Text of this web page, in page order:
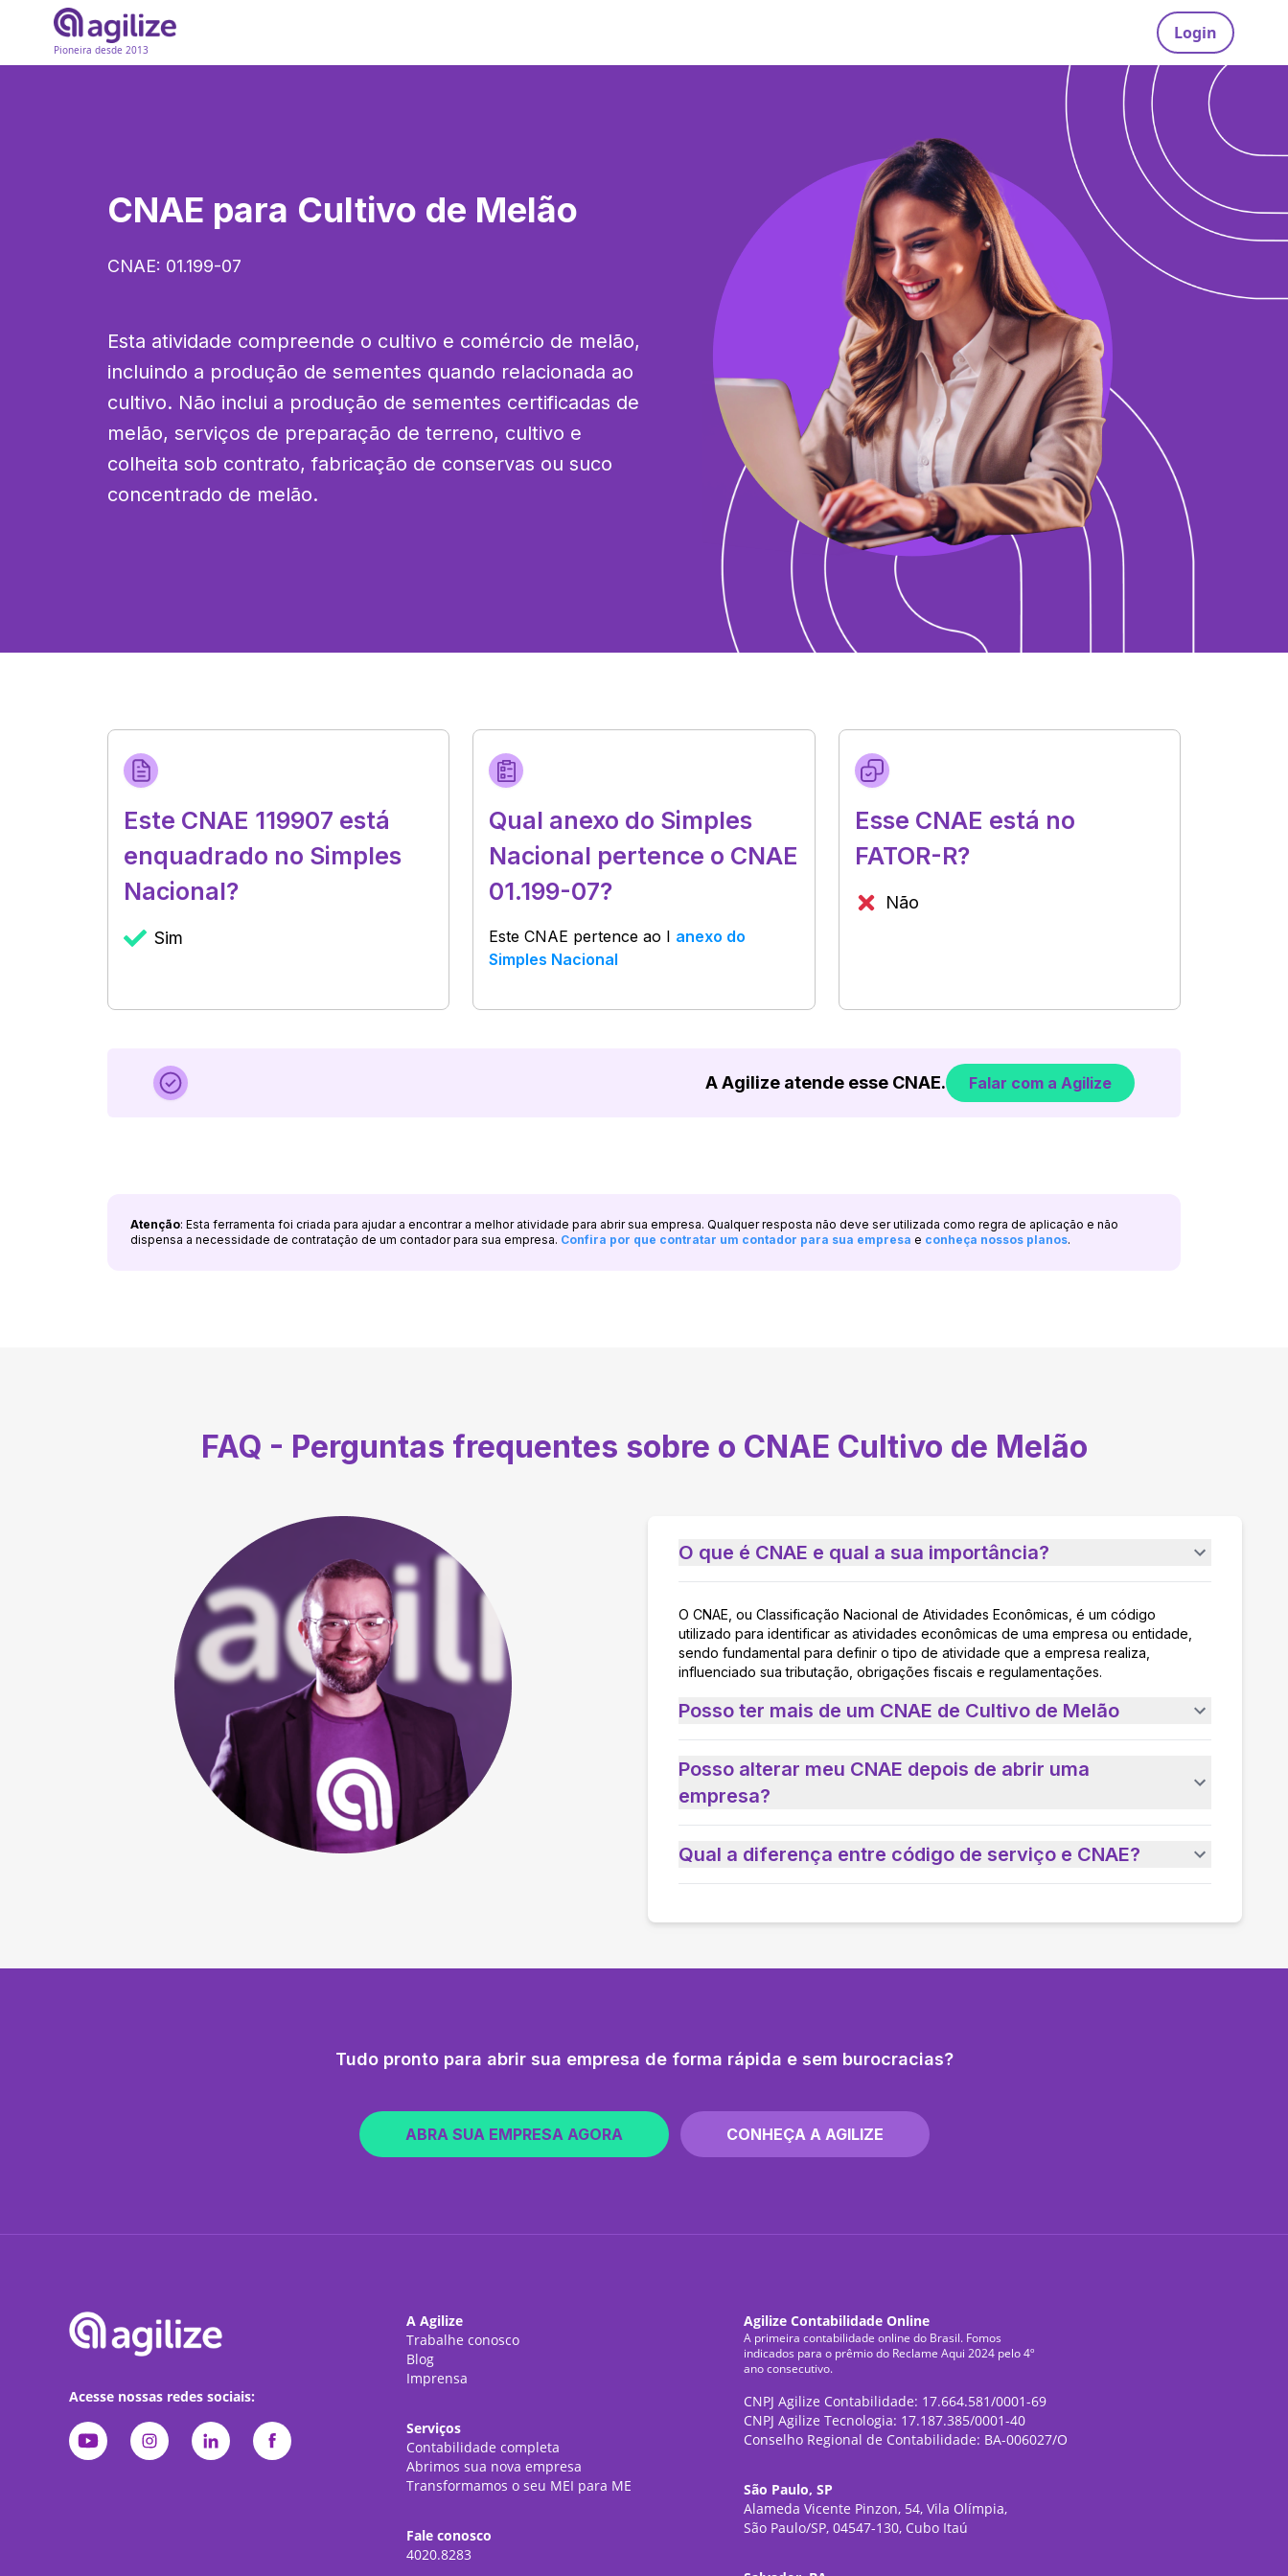
Pioneira desde 2013
Login
CNAE para Cultivo de Melão
CNAE: 01.199-07
Esta atividade compreende o cultivo e comércio de melão,
incluindo a produção de sementes quando relacionada ao
cultivo. Não inclui a produção de sementes certificadas de
melão, serviços de preparação de terreno, cultivo e
colheita sob contrato, fabricação de conservas ou suco
concentrado de melão.
Este CNAE 119907 está
enquadrado no Simples
Nacional?
Sim
Qual anexo do Simples
Nacional pertence o CNAE
01.199-07?
Este CNAE pertence ao I anexo do
Simples Nacional
Esse CNAE está no
FATOR-R?
Não
A Agilize atende esse CNAE. Falar com a Agilize
Atenção: Esta ferramenta foi criada para ajudar a encontrar a melhor atividade para abrir sua empresa. Qualquer resposta não deve ser utilizada como regra de aplicação e não
dispensa a necessidade de contratação de um contador para sua empresa. Confira por que contratar um contador para sua empresa e conheça nossos planos.
FAQ - Perguntas frequentes sobre o CNAE Cultivo de Melão
O que é CNAE e qual a sua importância?
O CNAE, ou Classificação Nacional de Atividades Econômicas, é um código
utilizado para identificar as atividades econômicas de uma empresa ou entidade,
sendo fundamental para definir o tipo de atividade que a empresa realiza,
influenciado sua tributação, obrigações fiscais e regulamentações.
Posso ter mais de um CNAE de Cultivo de Melão
Posso alterar meu CNAE depois de abrir uma
empresa?
Qual a diferença entre código de serviço e CNAE?
Tudo pronto para abrir sua empresa de forma rápida e sem burocracias?
ABRA SUA EMPRESA AGORA CONHEÇA A AGILIZE
Acesse nossas redes sociais:
A Agilize
Trabalhe conosco
Blog
Imprensa
Serviços
Contabilidade completa
Abrimos sua nova empresa
Transformamos o seu MEI para ME
Fale conosco
4020.8283
Agilize Contabilidade Online
A primeira contabilidade online do Brasil. Fomos
indicados para o prêmio do Reclame Aqui 2024 pelo 4º
ano consecutivo.
CNPJ Agilize Contabilidade: 17.664.581/0001-69
CNPJ Agilize Tecnologia: 17.187.385/0001-40
Conselho Regional de Contabilidade: BA-006027/O
São Paulo, SP
Alameda Vicente Pinzon, 54, Vila Olímpia,
São Paulo/SP, 04547-130, Cubo Itaú